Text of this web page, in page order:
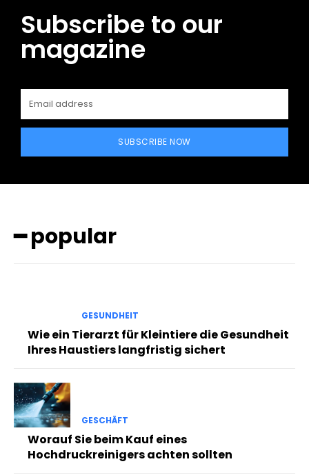
Subscribe to our
magazine
SUBSCRIBE NOW
━ popular
GESUNDHEIT
Wie ein Tierarzt für Kleintiere die Gesundheit
Ihres Haustiers langfristig sichert
GESCHÄFT
Worauf Sie beim Kauf eines
Hochdruckreinigers achten sollten